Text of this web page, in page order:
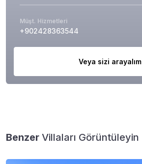
Müşt. Hizmetleri
+902428363544
Veya sizi arayalım
Benzer Villaları Görüntüleyin